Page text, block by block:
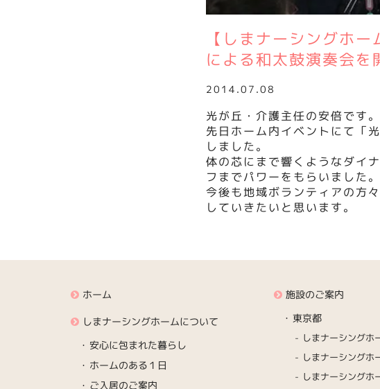
【しまナーシングホ
による和太鼓演奏会を
2014.07.08
光が丘・介護主任の安倍です。
先日ホーム内イベントにて「
しました。
体の芯にまで響くようなダイ
フまでパワーをもらいました。
今後も地域ボランティアの方
していきたいと思います。
ホーム
しまナーシングホームについて
安心に包まれた暮らし
ホームのある１日
ご入居のご案内
施設のご案内
東京都
しまナーシングホ
しまナーシングホ
しまナーシングホ